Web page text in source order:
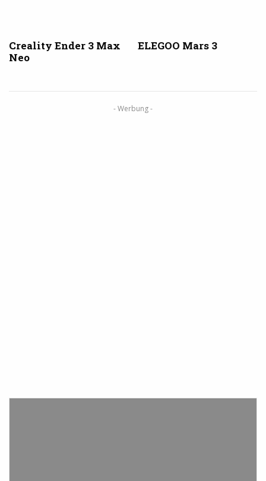
Creality Ender 3 Max
Neo
ELEGOO Mars 3